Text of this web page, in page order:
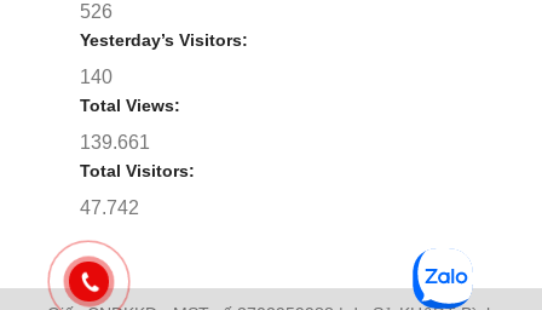
526
Yesterday’s Visitors:
140
Total Views:
139.661
Total Visitors:
47.742